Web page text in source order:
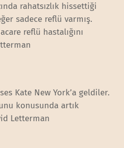
rahatsızlık hissettiği
sadece reflü varmış.
reflü hastalığını
Kate New York’a geldiler.
konusunda artık
Letterman